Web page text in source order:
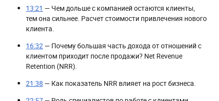
13:21 — Чем дольше с компанией остаются клиенты,
тем она сильнее. Расчет стоимости привлечения нового
клиента.
16:32 — Почему большая часть дохода от отношений с
клиентом приходит после продажи? Net Revenue
Retention (NRR).
21:38 — Как показатель NRR влияет на рост бизнеса.